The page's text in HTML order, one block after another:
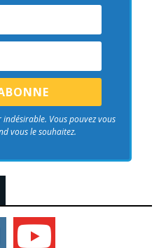
Vous pouvez vous
vous le souhaitez.